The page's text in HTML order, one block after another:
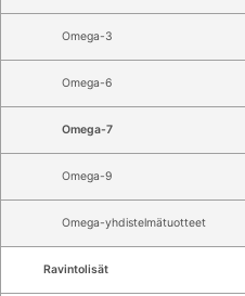
Omega-3
Omega-6
Omega-7
Omega-9
Omega-yhdistelmätuotteet
Ravintolisät